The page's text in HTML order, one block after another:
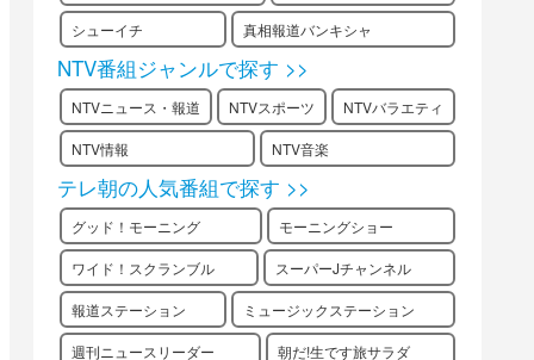
シューイチ 真相報道バンキシャ
NTV番組ジャンルで探す >>
NTVニュース・報道 NTVスポーツ NTVバラエティ
NTV情報 NTV音楽
テレ朝の人気番組で探す >>
グッド！モーニング モーニングショー
ワイド！スクランブル スーパーJチャンネル
報道ステーション ミュージックステーション
週刊ニュースリーダー 朝だ!生です旅サラダ